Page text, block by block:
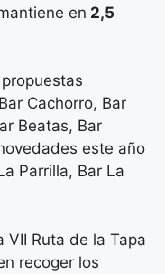
en 2,5
Cachorro, Bar
Beatas, Bar
este año
Parrilla, Bar La
Ruta de la Tapa
recoger los